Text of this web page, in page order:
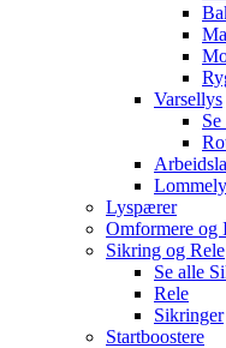
Varsellys
Lyspærer
Omformere og
Sikring og Rele
Se alle
Rele
Sikringer
Startboostere